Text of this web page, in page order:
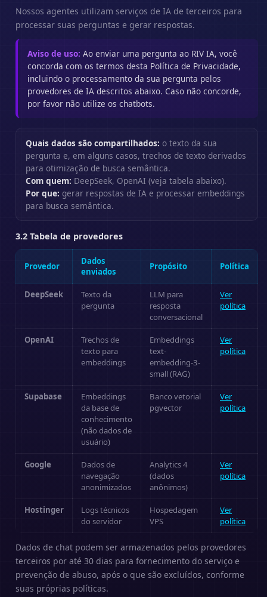
Nossos agentes utilizam serviços de IA de terceiros para
processar suas perguntas e gerar respostas.
Aviso de uso: Ao enviar uma pergunta ao RIV IA, você
concorda com os termos desta Política de Privacidade,
incluindo o processamento da sua pergunta pelos
provedores de IA descritos abaixo. Caso não concorde,
por favor não utilize os chatbots.
Quais dados são compartilhados: o texto da sua
pergunta e, em alguns casos, trechos de texto derivados
para otimização de busca semântica.
Com quem: DeepSeek, OpenAI (veja tabela abaixo).
Por que: gerar respostas de IA e processar embeddings
para busca semântica.
3.2 Tabela de provedores
Provedor
Dados
enviados
Propósito Política
DeepSeek
Texto da
pergunta
LLM para
resposta
conversacional
Ver
política
OpenAI
Trechos de
texto para
embeddings
Embeddings
text-
embedding-3-
small (RAG)
Ver
política
Supabase
Embeddings
da base de
conhecimento
(não dados de
usuário)
Banco vetorial
pgvector
Ver
política
Google
Dados de
navegação
anonimizados
Analytics 4
(dados
anônimos)
Ver
política
Hostinger
Logs técnicos
do servidor
Hospedagem
VPS
Ver
política
Dados de chat podem ser armazenados pelos provedores
terceiros por até 30 dias para fornecimento do serviço e
prevenção de abuso, após o que são excluídos, conforme
suas próprias políticas.